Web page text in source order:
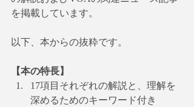
を掲載しています。
以下、本からの抜粋です。
【本の特長】
17項目それぞれの解説と、理解を
深めるためのキーワード付き